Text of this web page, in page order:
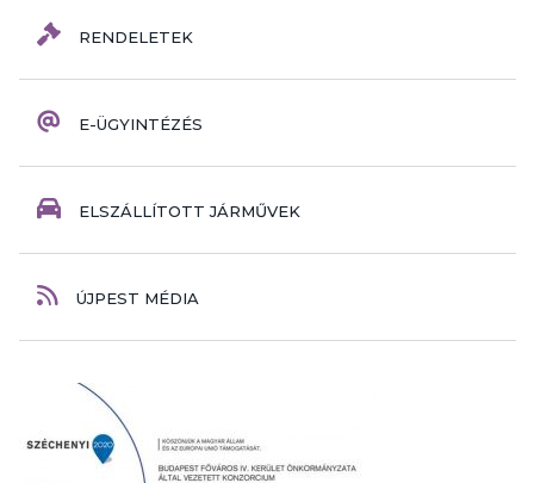
RENDELETEK
E-ÜGYINTÉZÉS
ELSZÁLLÍTOTT JÁRMŰVEK
ÚJPEST MÉDIA